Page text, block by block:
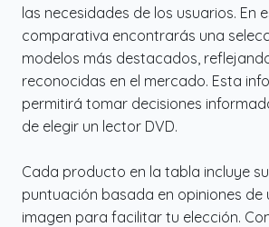
las necesidades de los usuarios. En
comparativa encontrarás una
modelos más destacados,
reconocidas en el mercado. Esta
permitirá tomar decisiones
de elegir un lector DVD.
Cada producto en la tabla incluye
puntuación basada en opiniones de
imagen para facilitar tu elección.